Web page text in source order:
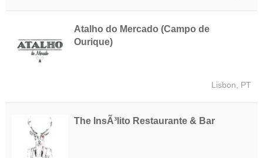
Atalho do Mercado (Campo de
Ourique)
Lisbon, PT
The InsÃ³lito Restaurante & Bar